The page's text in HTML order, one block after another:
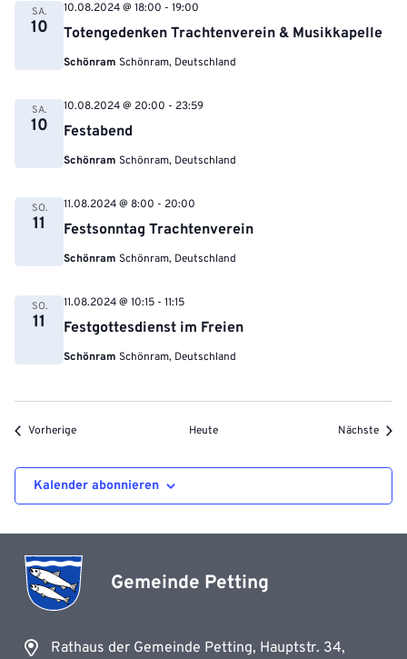
SA.
10 Totengedenken Trachtenverein & Musikkapelle
10.08.2024 @ 18:00 - 19:00
Schönram Schönram, Deutschland
SA.
10 Festabend
10.08.2024 @ 20:00 - 23:59
Schönram Schönram, Deutschland
SO.
11 Festsonntag Trachtenverein
11.08.2024 @ 8:00 - 20:00
Schönram Schönram, Deutschland
SO.
11 Festgottesdienst im Freien
11.08.2024 @ 10:15 - 11:15
Schönram Schönram, Deutschland
VorherigeVeranstaltungen Heute Nächste
Kalender abonnieren
Gemeinde Petting
Rathaus der Gemeinde Petting, Hauptstr. 34,